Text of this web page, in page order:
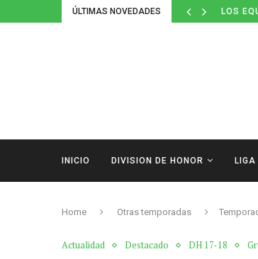
ÚLTIMAS NOVEDADES LOS
INICIO DIVISION DE HONOR
Home Otras temporadas
Actualidad Destacado DH 17-18